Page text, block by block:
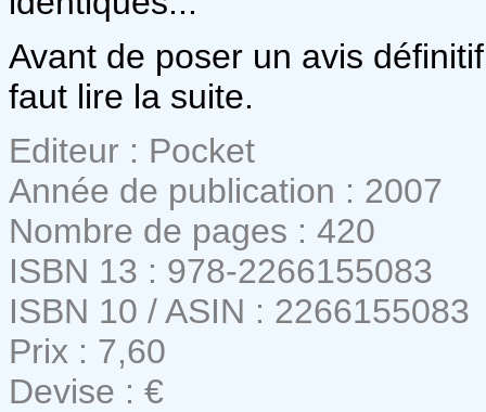
Avant de poser un avis
faut lire la suite.
Editeur : Pocket
Année de publication : 2007
Nombre de pages : 420
ISBN 13 : 978-2266155083
ISBN 10 / ASIN : 2266155083
Prix : 7,60
Devise : €